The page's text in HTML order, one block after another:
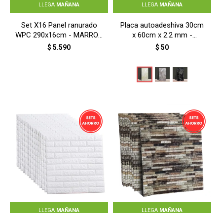
LLEGA MAÑANA
Set X16 Panel ranurado
WPC 290x16cm - MARRON
CLARO
$ 5.590
LLEGA MAÑANA
Placa autoadeshiva 30cm
x 60cm x 2.2 mm -
MARMOL BEIGE
$ 50
LLEGA MAÑANA LLEGA MAÑANA